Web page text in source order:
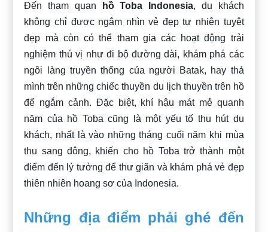
Đến tham quan hồ Toba Indonesia, du khách
không chỉ được ngắm nhìn vẻ đẹp tự nhiên tuyệt
đẹp mà còn có thể tham gia các hoạt động trải
nghiệm thú vị như đi bộ đường dài, khám phá các
ngôi làng truyền thống của người Batak, hay thả
mình trên những chiếc thuyền du lịch thuyền trên hồ
để ngắm cảnh. Đặc biệt, khí hậu mát mẻ quanh
năm của hồ Toba cũng là một yếu tố thu hút du
khách, nhất là vào những tháng cuối năm khi mùa
thu sang đông, khiến cho hồ Toba trở thành một
điểm đến lý tưởng để thư giãn và khám phá vẻ đẹp
thiên nhiên hoang sơ của Indonesia.
Những địa điểm phải ghé đến